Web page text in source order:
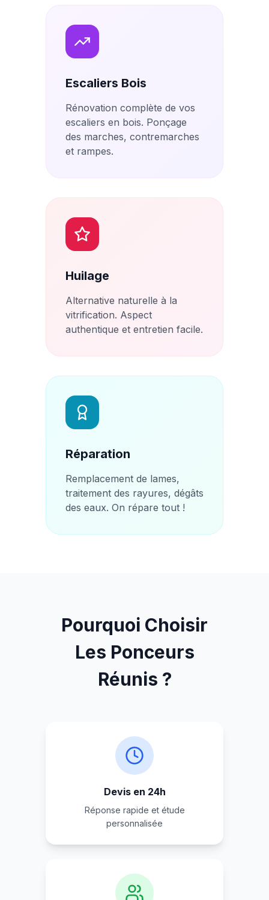
Escaliers Bois
Rénovation complète de vos
escaliers en bois. Ponçage
des marches, contremarches
et rampes.
Huilage
Alternative naturelle à la
vitrification. Aspect
authentique et entretien facile.
Réparation
Remplacement de lames,
traitement des rayures, dégâts
des eaux. On répare tout !
Pourquoi Choisir
Les Ponceurs
Réunis ?
Devis en 24h
Réponse rapide et étude
personnalisée